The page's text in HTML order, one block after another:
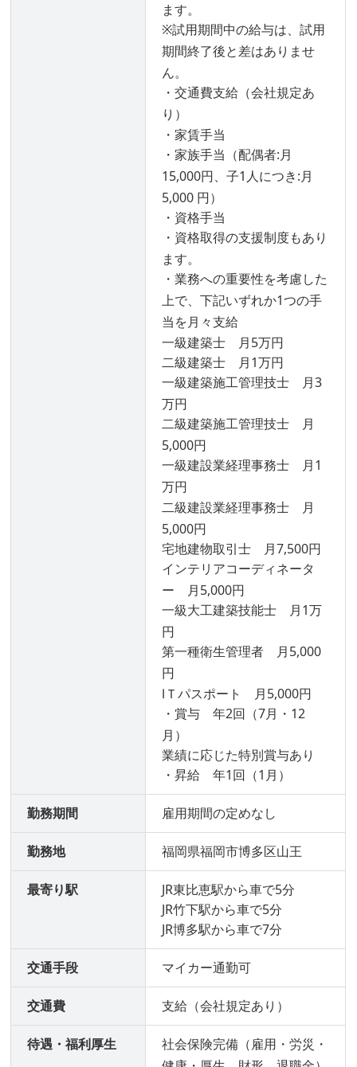
ます。
※試用期間中の給与は、試用
期間終了後と差はありませ
ん。
・交通費支給（会社規定あ
り）
・家賃手当
・家族手当（配偶者:月
15,000円、子1人につき:月
5,000 円）
・資格手当
・資格取得の支援制度もあり
ます。
・業務への重要性を考慮した
上で、下記いずれか1つの手
当を月々支給
一級建築士 月5万円
二級建築士 月1万円
一級建築施工管理技士 月3
万円
二級建築施工管理技士 月
5,000円
一級建設業経理事務士 月1
万円
二級建設業経理事務士 月
5,000円
宅地建物取引士 月7,500円
インテリアコーディネータ
ー 月5,000円
一級大工建築技能士 月1万
円
第一種衛生管理者 月5,000
円
ⅠＴパスポート 月5,000円
・賞与 年2回（7月・12
月）
業績に応じた特別賞与あり
・昇給 年1回（1月）
勤務期間 雇用期間の定めなし
勤務地 福岡県福岡市博多区山王
最寄り駅
JR東比恵駅から車で5分
JR竹下駅から車で5分
JR博多駅から車で7分
交通手段 マイカー通勤可
交通費 支給（会社規定あり）
待遇・福利厚生
社会保険完備（雇用・労災・